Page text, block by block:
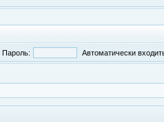
Пароль: Автоматически